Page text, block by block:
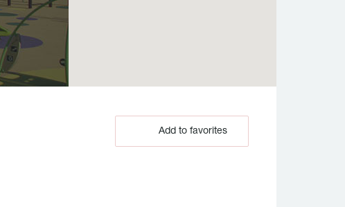
Add to favorites